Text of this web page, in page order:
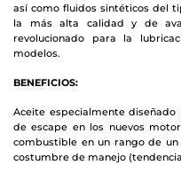
así como fluidos sintéticos del
la más alta calidad y de
revolucionado para la
modelos.
BENEFICIOS:
Aceite especialmente
de escape en los nuevos
combustible en un rango de
costumbre de manejo